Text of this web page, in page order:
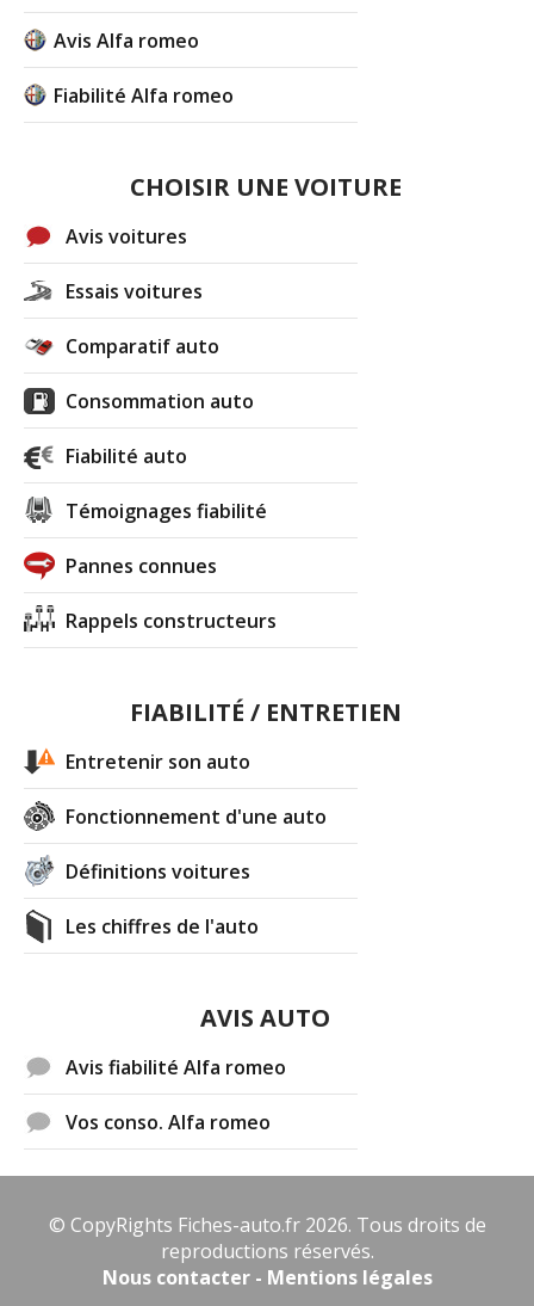
Avis Alfa romeo
Fiabilité Alfa romeo
CHOISIR UNE VOITURE
Avis voitures
Essais voitures
Comparatif auto
Consommation auto
Fiabilité auto
Témoignages fiabilité
Pannes connues
Rappels constructeurs
FIABILITÉ / ENTRETIEN
Entretenir son auto
Fonctionnement d'une auto
Définitions voitures
Les chiffres de l'auto
AVIS AUTO
Avis fiabilité Alfa romeo
Vos conso. Alfa romeo
© CopyRights Fiches-auto.fr 2026. Tous droits de
reproductions réservés.
Nous contacter - Mentions légales